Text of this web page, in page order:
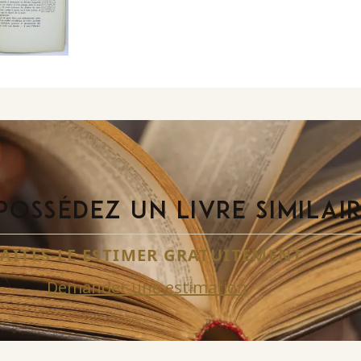
UN LIVRE
LE ESTIMER GRATUITEMENT
Demander une estimation